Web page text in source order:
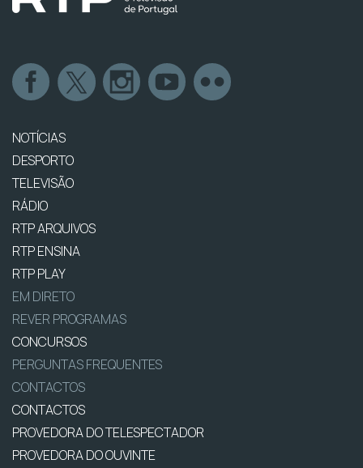
NOTÍCIAS
DESPORTO
TELEVISÃO
RÁDIO
RTP ARQUIVOS
RTP ENSINA
RTP PLAY
EM DIRETO
REVER PROGRAMAS
CONCURSOS
PERGUNTAS FREQUENTES
CONTACTOS
CONTACTOS
PROVEDORA DO TELESPECTADOR
PROVEDORA DO OUVINTE